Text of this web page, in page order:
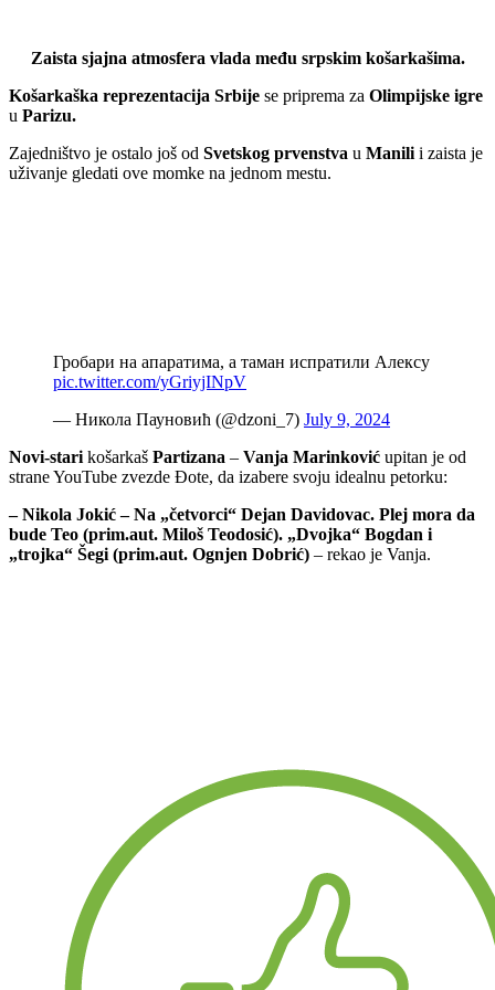
Zaista sjajna atmosfera vlada među srpskim košarkašima.
Košarkaška reprezentacija Srbije se priprema za Olimpijske igre
u Parizu.
Zajedništvo je ostalo još od Svetskog prvenstva u Manili i zaista je
uživanje gledati ove momke na jednom mestu.
Гробари на апаратима, а таман испратили Алексу
pic.twitter.com/yGriyjINpV
— Никола Пауновић (@dzoni_7) July 9, 2024
Novi-stari košarkaš Partizana – Vanja Marinković upitan je od
strane YouTube zvezde Đote, da izabere svoju idealnu petorku:
– Nikola Jokić – Na „četvorci“ Dejan Davidovac. Plej mora da
bude Teo (prim.aut. Miloš Teodosić). „Dvojka“ Bogdan i
„trojka“ Šegi (prim.aut. Ognjen Dobrić) – rekao je Vanja.